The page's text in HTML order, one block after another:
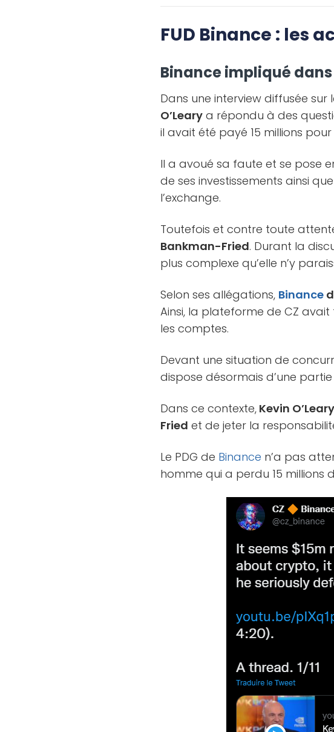
FUD Binance : les
Binance impliqué
Dans une interview diffusée sur
O’Leary a répondu à des
il avait été payé 15 millions
Il a avoué sa faute et se pose
de ses investissements ainsi
l’exchange.
Toutefois et contre toute
Bankman-Fried. Durant la
plus complexe qu’elle n’y
Selon ses allégations, Binance
Ainsi, la plateforme de CZ
les comptes.
Devant une situation de
dispose désormais d’une
Dans ce contexte, Kevin
Fried et de jeter la
Le PDG de Binance n’a pas
homme qui a perdu 15 millions